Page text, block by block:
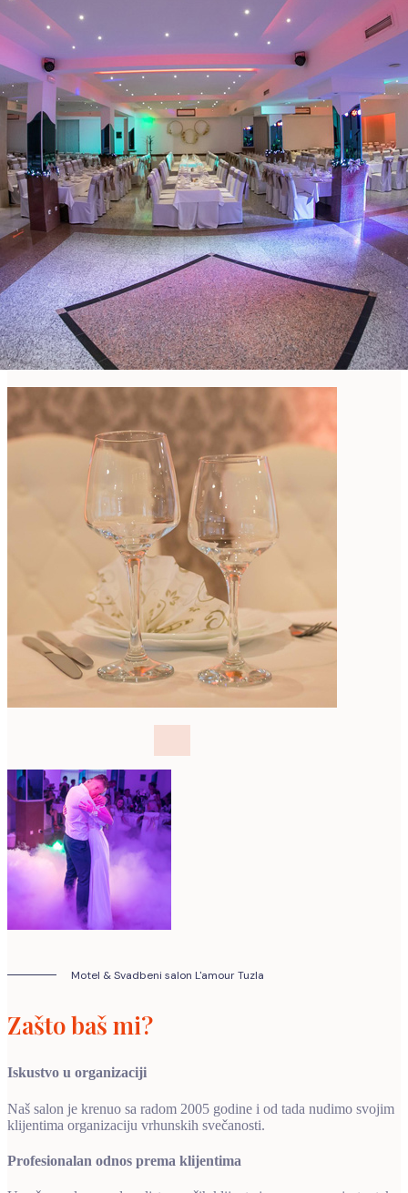
Motel & Svadbeni salon L'amour Tuzla
Zašto baš mi?
Iskustvo u organizaciji
Naš salon je krenuo sa radom 2005 godine i od tada nudimo svojim
klijentima organizaciju vrhunskih svečanosti.
Profesionalan odnos prema klijentima